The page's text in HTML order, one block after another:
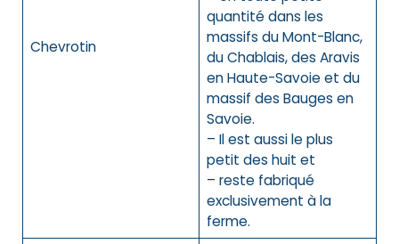
Chevrotin
quantité dans les
massifs du Mont-Blanc,
du Chablais, des Aravis
en Haute-Savoie et du
massif des Bauges en
Savoie.
– Il est aussi le plus
petit des huit et
– reste fabriqué
exclusivement à la
ferme.